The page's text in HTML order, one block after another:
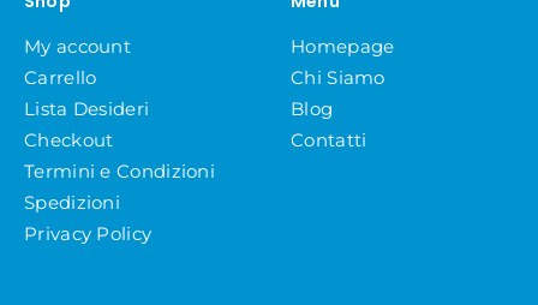
My account
Carrello
Lista Desideri
Checkout
Termini e Condizioni
Spedizioni
Privacy Policy
Homepage
Chi Siamo
Blog
Contatti